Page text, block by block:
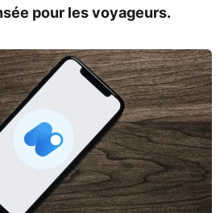
pour les voyageurs.